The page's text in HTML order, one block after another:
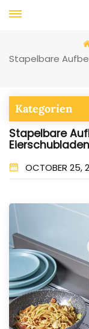
Stapelbare
Kategorien
Stapelbare
OCTOBER 25,